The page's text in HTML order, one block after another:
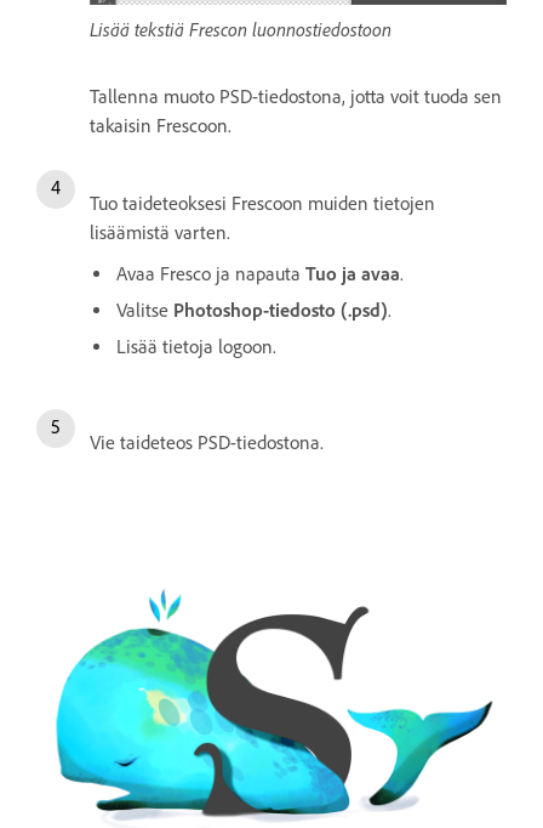
Lisää tekstiä Frescon luonnostiedostoon
Tallenna muoto PSD-tiedostona, jotta voit tuoda sen
takaisin Frescoon.
Tuo taideteoksesi Frescoon muiden tietojen
lisäämistä varten.
Avaa Fresco ja napauta Tuo ja avaa.
Valitse Photoshop-tiedosto (.psd).
Lisää tietoja logoon.
Vie taideteos PSD-tiedostona.